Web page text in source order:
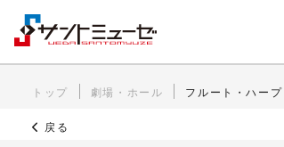
トップ 劇場・ホール フルート・ハー
戻る